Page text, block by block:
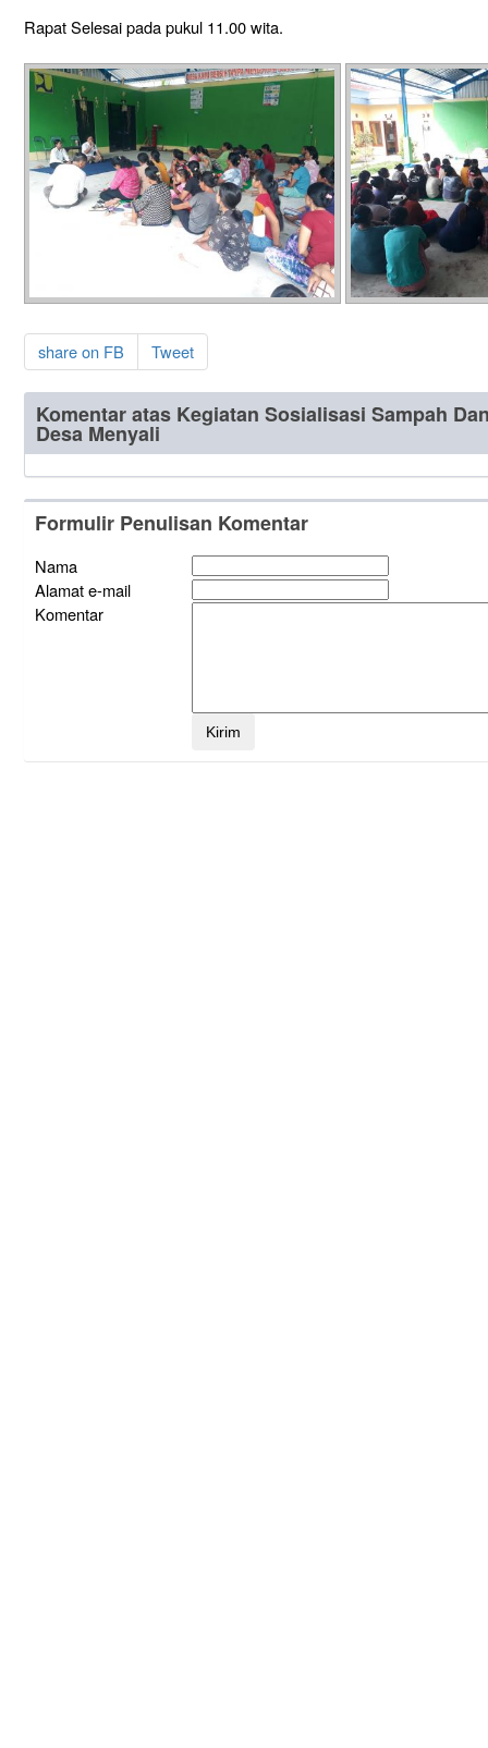
Rapat Selesai pada pukul 11.00 wita.
share on FB Tweet
Komentar atas Kegiatan Sosialisasi Sampah
Desa Menyali
Formulir Penulisan Komentar
Nama
Alamat e-mail
Komentar